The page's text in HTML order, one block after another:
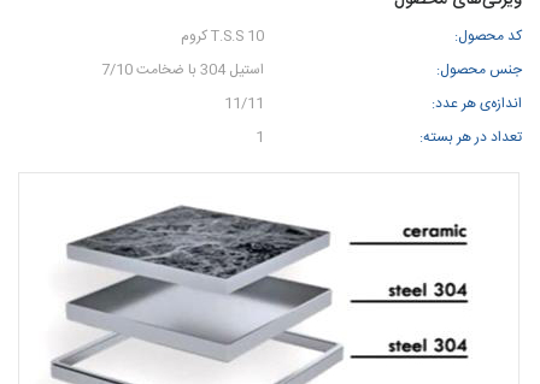
کد محصول:
T.S.S 10 کروم
جنس محصول:
استیل 304 با ضخامت 7/10
اندازه‌ی هر عدد:
11/11
تعداد در هر بسته:
1